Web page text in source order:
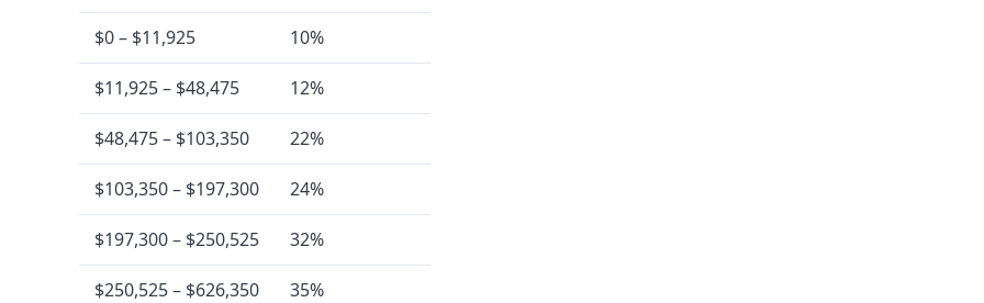
$0 – $11,925 10%
$11,925 – $48,475 12%
$48,475 – $103,350 22%
$103,350 – $197,300 24%
$197,300 – $250,525 32%
$250,525 – $626,350 35%